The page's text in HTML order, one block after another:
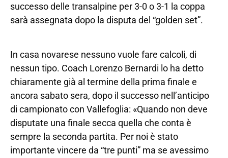
successo delle transalpine per 3-0 o 3-1 la coppa
sarà assegnata dopo la disputa del “golden set”.
In casa novarese nessuno vuole fare calcoli, di
nessun tipo. Coach Lorenzo Bernardi lo ha detto
chiaramente già al termine della prima finale e
ancora sabato sera, dopo il successo nell’anticipo
di campionato con Vallefoglia: «Quando non deve
disputate una finale secca quella che conta è
sempre la seconda partita. Per noi è stato
importante vincere da “tre punti” ma se avessimo